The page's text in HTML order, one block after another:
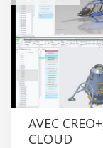
AVEC
CLOUD